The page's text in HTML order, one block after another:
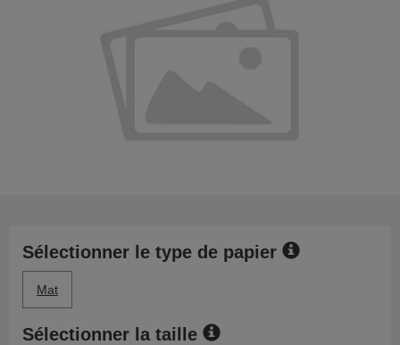
Sélectionner le type de papier
Mat
Sélectionner la taille